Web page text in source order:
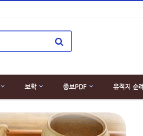
보학 종보PDF 유적지 순례